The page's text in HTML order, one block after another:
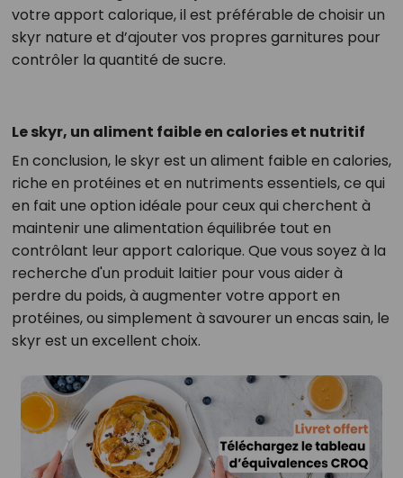
votre apport calorique, il est préférable de choisir un
skyr nature et d’ajouter vos propres garnitures pour
contrôler la quantité de sucre.
Le skyr, un aliment faible en calories et nutritif
En conclusion, le skyr est un aliment faible en calories,
riche en protéines et en nutriments essentiels, ce qui
en fait une option idéale pour ceux qui cherchent à
maintenir une alimentation équilibrée tout en
contrôlant leur apport calorique. Que vous soyez à la
recherche d'un produit laitier pour vous aider à
perdre du poids, à augmenter votre apport en
protéines, ou simplement à savourer un encas sain, le
skyr est un excellent choix.